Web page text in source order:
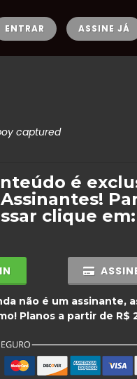
ENTRAR ASSINE JÁ
captured
é
Assinantes!
clique em:
não é um assinante,
Planos a partir de R$